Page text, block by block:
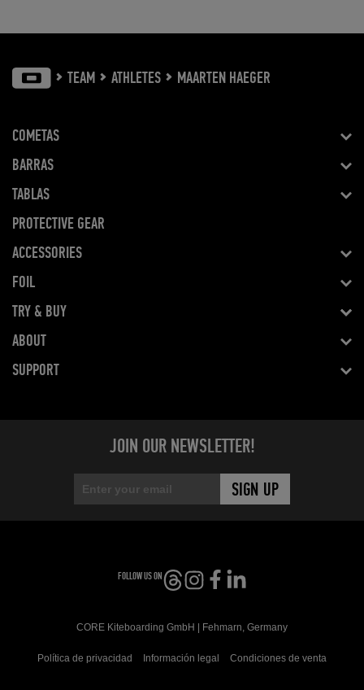
TEAM ATHLETES MAARTEN HAEGER
COMETAS
BARRAS
TABLAS
PROTECTIVE GEAR
ACCESSORIES
FOIL
TRY & BUY
ABOUT
SUPPORT
JOIN OUR NEWSLETTER!
FOLLOW US ON
CORE Kiteboarding GmbH | Fehmarn, Germany
Política de privacidad Información legal Condiciones de venta